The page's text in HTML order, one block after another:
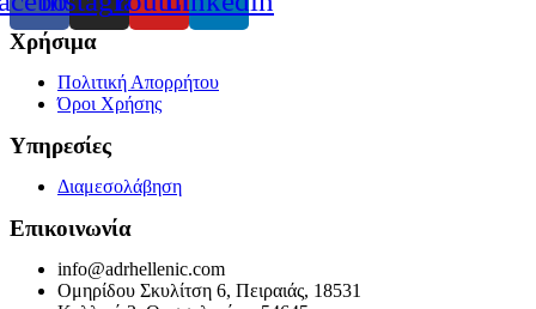
Χρήσιμα
Πολιτική Απορρήτου
Όροι Χρήσης
Υπηρεσίες
Διαμεσολάβηση
Επικοινωνία
info@adrhellenic.com
Ομηρίδου Σκυλίτση 6, Πειραιάς, 18531